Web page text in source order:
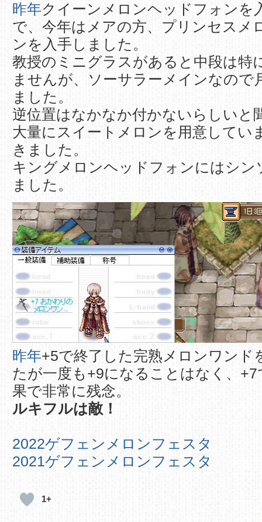
昨年クイーンメロンヘッドフォンを
で、今年はメアの方、プリンセスメ
ンを入手しました。
教授のミニグラスがあると中段は特
ませんが、ソーサラーメインなので
ました。
逆位置はなかなか付かないらしいと
大量にスイートメロンを用意してい
きました。
キングメロンヘッドフォンにはシン
ました。
昨年+5で終了した完熟メロンワンド
たが一度も+9になることはなく、
果で非常に残念。
ルキフルは敵！
2022ゲフェンメロンフェスタ
2021ゲフェンメロンフェスタ
1+